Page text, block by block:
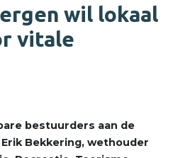
wil lokaal
vitale
bestuurders aan de
Bekkering, wethouder